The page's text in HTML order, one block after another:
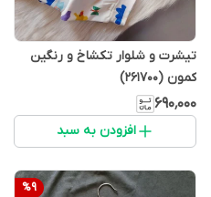
تیشرت و شلوار تکشاخ و رنگین
کمون (261700)
۶۹۰٬۰۰۰
افزودن به سبد
%9